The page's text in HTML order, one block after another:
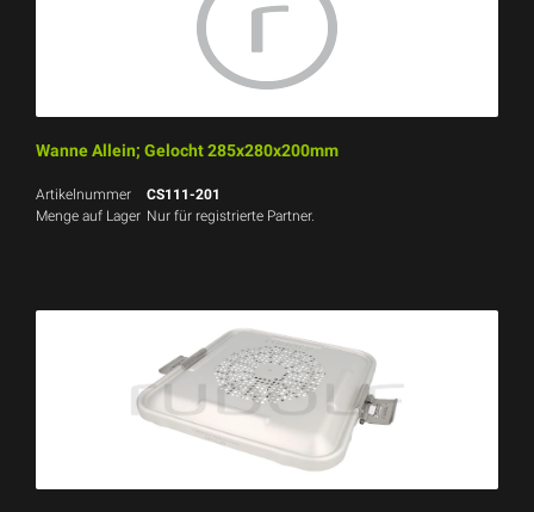
Wanne Allein; Gelocht 285x280x200mm
Artikelnummer
CS111-201
Menge auf Lager Nur für registrierte Partner.